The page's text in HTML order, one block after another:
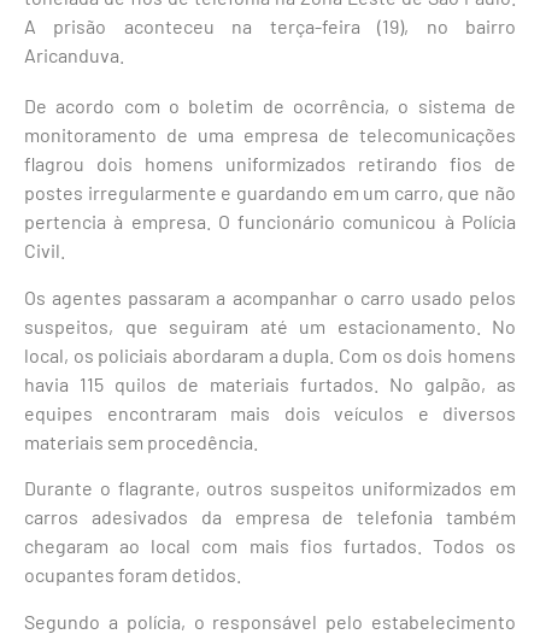
A prisão aconteceu na terça-feira (19), no bairro
Aricanduva.
De acordo com o boletim de ocorrência, o sistema de
monitoramento de uma empresa de telecomunicações
flagrou dois homens uniformizados retirando fios de
postes irregularmente e guardando em um carro, que não
pertencia à empresa. O funcionário comunicou à Polícia
Civil.
Os agentes passaram a acompanhar o carro usado pelos
suspeitos, que seguiram até um estacionamento. No
local, os policiais abordaram a dupla. Com os dois homens
havia 115 quilos de materiais furtados. No galpão, as
equipes encontraram mais dois veículos e diversos
materiais sem procedência.
Durante o flagrante, outros suspeitos uniformizados em
carros adesivados da empresa de telefonia também
chegaram ao local com mais fios furtados. Todos os
ocupantes foram detidos.
Segundo a polícia, o responsável pelo estabelecimento